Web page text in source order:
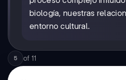
biología, nuestras
entorno cultural.
5 of 11